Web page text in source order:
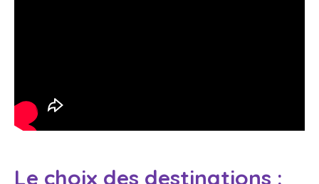
Le choix des destinations :